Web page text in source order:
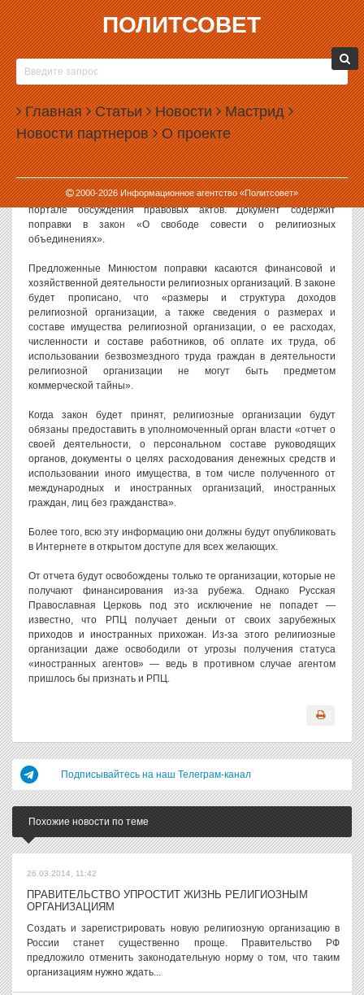
ПОЛИТСОВЕТ
Главная Статьи Новости Мастрид
Новости партнеров О проекте
2000-2026Информационное агентство «Политсовет»
26.11.2014, 13:48
РПЦ ОБЯЖУТ ОТЧИТАТЬСЯ О ДОХОДАХ И
ИМУЩЕСТВЕ
В правительстве РФ разработан законопроект, который обяжет
религиозные организации раскрыть данные о своих расходах,
имуществе и финансировании из-за рубежа. Опубликовать эту
информацию придется и Русской Православной Церкви.
Проект, написанный в Министерстве юстиции РФ, опубликован на
портале обсуждения правовых актов. Документ содержит
поправки в закон «О свободе совести о религиозных
объединениях».
Предложенные Минюстом поправки касаются финансовой и
хозяйственной деятельности религиозных организаций. В законе
будет прописано, что «размеры и структура доходов
религиозной организации, а также сведения о размерах и
составе имущества религиозной организации, о ее расходах,
численности и составе работников, об оплате их труда, об
использовании безвозмездного труда граждан в деятельности
религиозной организации не могут быть предметом
коммерческой тайны».
Когда закон будет принят, религиозные организации будут
обязаны предоставить в уполномоченный орган власти «отчет о
своей деятельности, о персональном составе руководящих
органов, документы о целях расходования денежных средств и
использовании иного имущества, в том числе полученного от
международных и иностранных организаций, иностранных
граждан, лиц без гражданства».
Более того, всю эту информацию они должны будут опубликовать
в Интернете в открытом доступе для всех желающих.
От отчета будут освобождены только те организации, которые не
получают финансирования из-за рубежа. Однако Русская
Православная Церковь под это исключение не попадет —
известно, что РПЦ получает деньги от своих зарубежных
приходов и иностранных прихожан. Из-за этого религиозные
организации даже освободили от угрозы получения статуса
«иностранных агентов» — ведь в противном случае агентом
пришлось бы признать и РПЦ.
Подписывайтесь на наш Телеграм-канал
Похожие новости по теме
26.03.2014, 11:42
ПРАВИТЕЛЬСТВО УПРОСТИТ ЖИЗНЬ РЕЛИГИОЗНЫМ
ОРГАНИЗАЦИЯМ
Создать и зарегистрировать новую религиозную организацию в
России станет существенно проще. Правительство РФ
предложило отменить законодательную норму о том, что таким
организациям нужно ждать...